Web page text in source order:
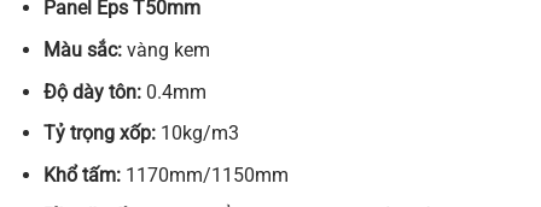
Panel Eps T50mm
Màu sắc:vàng kem
Độ dày tôn: 0.4mm
Tỷ trọng xốp:10kg/m3
Khổ tấm:1170mm/1150mm